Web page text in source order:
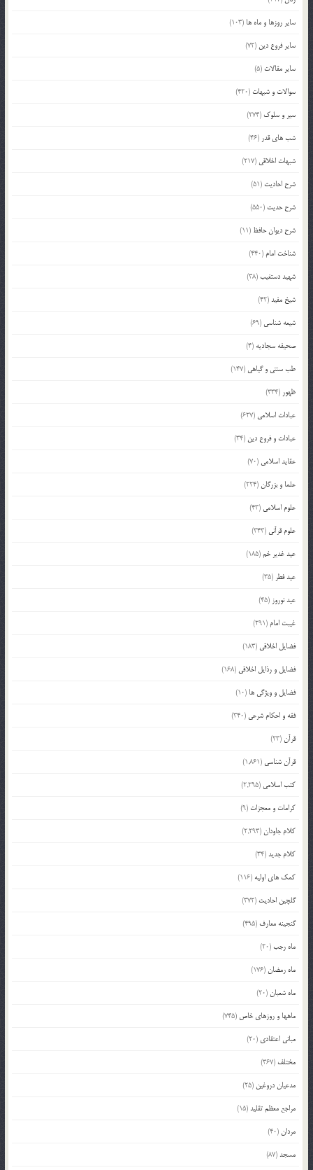
سایر روزها و ماه ها (103)
سایر فروع دین (72)
سایر مقالات (5)
سوالات و شبهات (420)
سیر و سلوک (274)
شب های قدر (46)
شبهات اخلاقی (217)
شرح احادیث (51)
شرح حدیث (550)
شرح دیوان حافظ (11)
شناخت امام (440)
شهید دستغیب(38)
شیخ مفید(42)
شیعه شناسی (69)
صحیفه سجادیه (4)
طب سنتی و گیاهی (147)
ظهور (334)
عبادات اسلامی (627)
عبادات و فروع دین (34)
عقاید اسلامی (70)
علما و بزرگان(224)
علوم اسلامی (43)
علوم قرآنی (343)
عید غدیر خم(185)
عید فطر (35)
عید نوروز (45)
غیبت امام (291)
فضایل اخلاقی (183)
فضایل و رذایل اخلاقی (168)
فضایل و ویژگی ها (10)
فقه و احکام شرعی (340)
قرآن(23)
قرآن شناسی (1,861)
کتب اسلامی (2,295)
کرامات و معجزات (9)
کلام جاودان(2,293)
کلام جدید(34)
کمک های اولیه (116)
گلچین احادیث (372)
گنجینه معارف (495)
ماه رجب(20)
ماه رمضان(176)
ماه شعبان(20)
ماهها و روزهای خاص (745)
مبانی اعتقادی (20)
مختلف (367)
مدعیان دروغین (25)
مراجع معظم تقلید(15)
مردان(40)
مسجد(87)